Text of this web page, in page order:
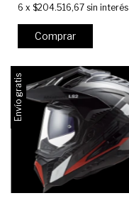
6 x $204.516,67 sin interés
Comprar
Envío gratis